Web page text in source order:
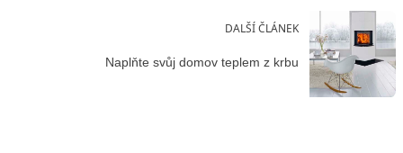
DALŠÍ ČLÁNEK
Naplňte svůj domov teplem z krbu